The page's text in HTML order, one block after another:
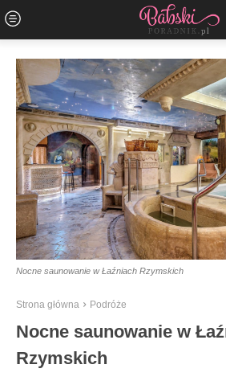
Nocne saunowanie w Łaźniach Rzymskich
Strona główna Podróże
Nocne saunowanie w
Rzymskich